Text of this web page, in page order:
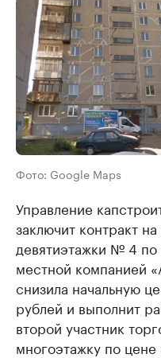
Фото: Google Maps
Управление
заключит контракт
девятиэтажки № 4
местной компанией
снизила начальную
рублей и выполнит
второй участник
многоэтажку по